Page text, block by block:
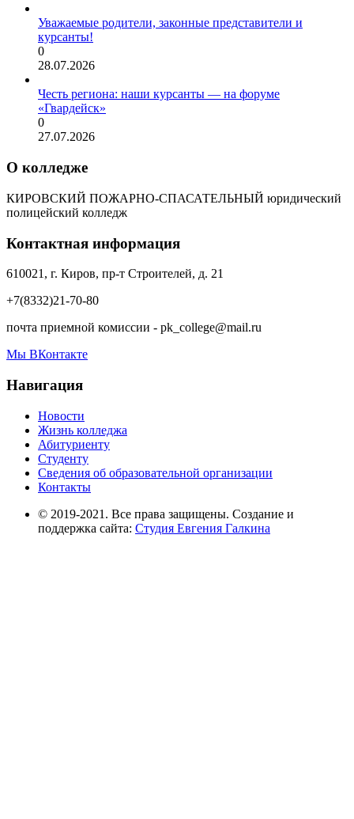
Уважаемые родители, законные представители и
курсанты!
0
28.07.2026
Честь региона: наши курсанты — на форуме
«Гвардейск»
0
27.07.2026
О колледже
КИРОВСКИЙ ПОЖАРНО-СПАСАТЕЛЬНЫЙ юридический
полицейский колледж
Контактная информация
610021, г. Киров, пр-т Строителей, д. 21
+7(8332)21-70-80
почта приемной комиссии - pk_college@mail.ru
Мы ВКонтакте
Навигация
Новости
Жизнь колледжа
Абитуриенту
Студенту
Сведения об образовательной организации
Контакты
© 2019-2021. Все права защищены. Создание и
поддержка сайта: Студия Евгения Галкина